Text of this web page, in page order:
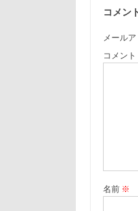
コメン
メール
コメント
名前 ※